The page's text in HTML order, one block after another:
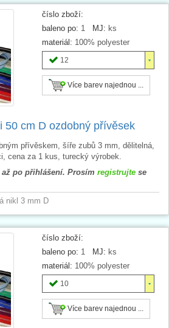
číslo zboží:
baleno po: 1 MJ: ks
materiál: 100% polyester
12
Více barev najednou ...
50 cm D ozdobný přívěsek
přívěskem, šíře zubů 3 mm, dělitelná,
cena za 1 kus, turecký výrobek.
po přihlášení. Prosím registrujte se
nikl 3 mm D
číslo zboží:
baleno po: 1 MJ: ks
materiál: 100% polyester
10
Více barev najednou ...